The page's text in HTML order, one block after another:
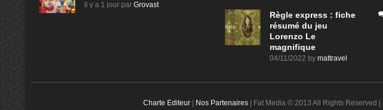
il y a 1 jour par Grovast
Règle express : fiche
résumé du jeu
Lorenzo Le
magnifique
04/11/2022 by mattravel
Charte Editeur| Nos Partenaires| Fat Media © 2013 All Rights Reserved |